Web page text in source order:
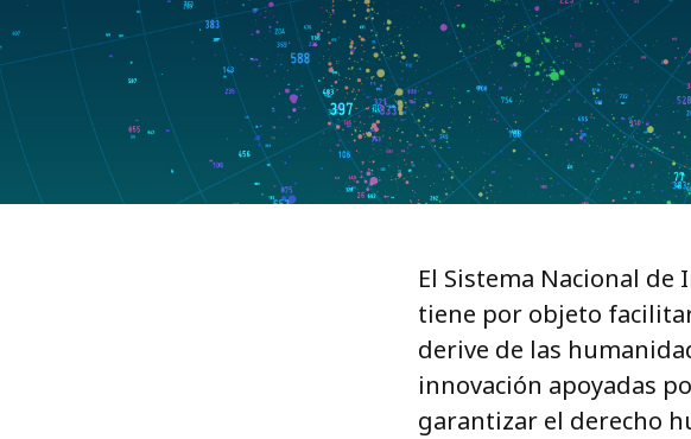
El Sistema Nacional
tiene por objeto
derive de las
innovación apoyadas
garantizar el derecho